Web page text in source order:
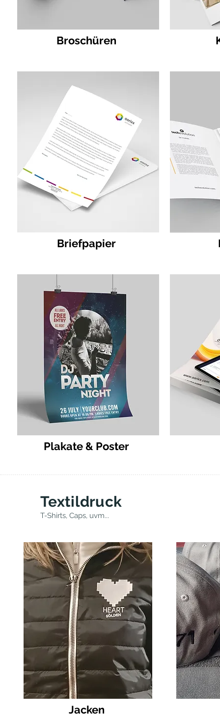
Broschüren
Briefpapier
Plakate & Poster
Textildruck
T-Shirts, Caps, uvm...
Jacken